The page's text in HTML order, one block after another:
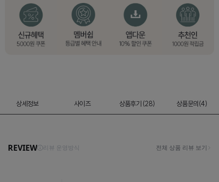
상세정보 사이즈 상품후기 (28) 상품문의(4)